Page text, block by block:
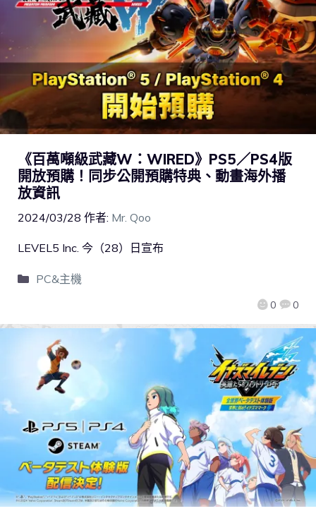
《百萬噸級武藏W：WIRED》PS5／PS4版
開放預購！同步公開預購特典、動畫海外播
放資訊
2024/03/28 作者: Mr. Qoo
0 0
LEVEL5 Inc. 今（28）日宣布
PC&主機